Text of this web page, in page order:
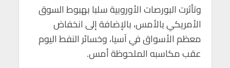
k
p
وتأثرت البورصات الأوروبية سلبا بهبوط السوق
الأمريكي بالأمس، بالإضافة إلى انخفاض
معظم الأسواق في آسيا، وخسائر النفط اليوم
عقب مكاسبه الملحوظة أمس.